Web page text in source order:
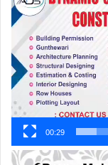
00:29